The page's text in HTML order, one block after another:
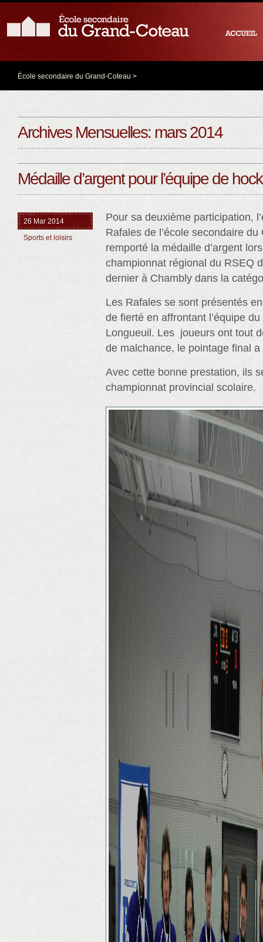
École secondaire du Grand-Coteau >
Archives Mensuelles: mars 2014
Médaille d’argent pour l’équipe de
26 Mar 2014
Sports et loisirs
Pour sa deuxième participation,
Rafales de l’école secondaire
remporté la médaille d’argent
championnat régional du RSEQ
dernier à Chambly dans la
Les Rafales se sont présentés
de fierté en affrontant l’équipe
Longueuil. Les joueurs ont tout
de malchance, le pointage final
Avec cette bonne prestation, ils
championnat provincial scolaire.